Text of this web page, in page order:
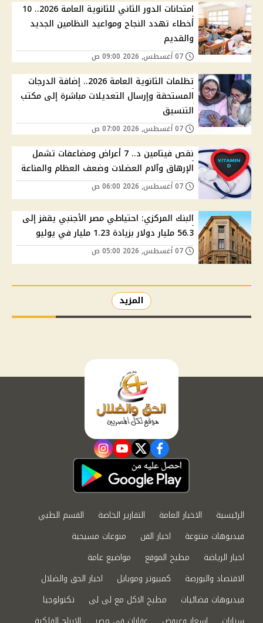
امتحانات الدور الثاني للثانوية العامة 2026.. 10
أخطاء تهدد النجاح ومواعيد النظامين الجديد
والقديم
تظلمات الثانوية العامة 2026.. إضافة الدرجات
المستحقة وإرسال التعديلات مباشرة إلى مكتب
التنسيق
نقص فيتامين د.. 7 أعراض ومضاعفات تشمل
الإرهاق وآلام العضلات وضعف العظام والمناعة
البنك المركزي: احتياطي مصر الأجنبي يقفز إلى
56.3 مليار دولار بزيادة 1.23 مليار في يوليو
المزيد
facebook
twitter
youtube
instagram
الرئيسية الاخبار العامة التقارير الخاصة
القسم الطبي
فيديوهات متنوعة
اخبار الفن
منوعات مسيحية
اخبار الرياضة
مطبخ الموقع
مواضيع عامة
الاقتصاد والبورصة
كمبيوتر وموبايل
اخبار الحق والضلال
فيديوهات فضائيات
مطبخ الاكل مع لى لى
تكنولوجيا